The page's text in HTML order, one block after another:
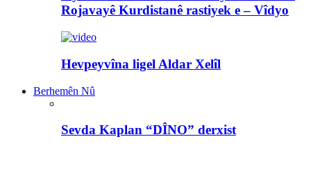
Rojavayê Kurdistanê rastiyek e – Vîdyo
Hevpeyvîna ligel Aldar Xelîl
Berhemên Nû
Sevda Kaplan “DÎNO” derxist